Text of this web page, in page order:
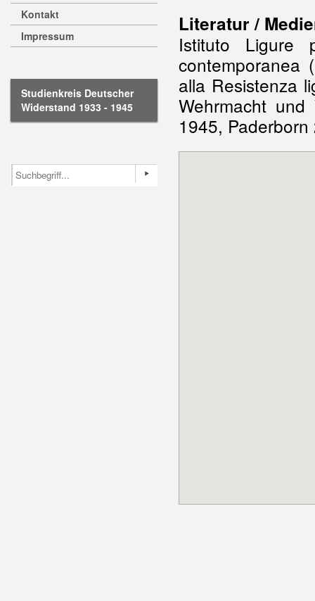
Kontakt
Impressum
Studienkreis Deutscher
Widerstand 1933 - 1945
Literatur /
Istituto Ligure
contemporanea
alla Resistenza
Wehrmacht und
1945,